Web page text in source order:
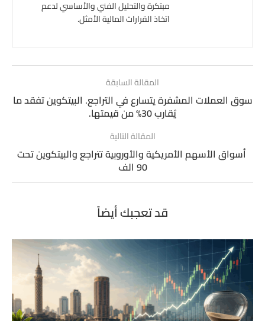
مبتكرة والتحليل الفني والأساسي لدعم
اتخاذ القرارات المالية الأمثل.
المقالة السابقة
سوق العملات المشفرة يتسارع في التراجع. البيتكوين تفقد ما
يُقارب 30% من قيمتها.
المقالة التالية
أسواق الأسهم الأمريكية والأوروبية تتراجع والبيتكوين تحت
90 الف
قد تعجبك أيضاً